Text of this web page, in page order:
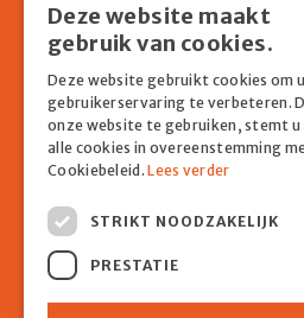
Shop
Home
Springkussens
Partyverhuur
Tenten
COMIQ
Contact
Deze website maakt
gebruik van cookies.
Deze website gebruikt cookies om
gebruikerservaring te verbeteren.
onze website te gebruiken, stemt u
alle cookies in overeenstemming
Cookiebeleid.Lees verder
STRIKT NOODZAKELIJK
PRESTATIE